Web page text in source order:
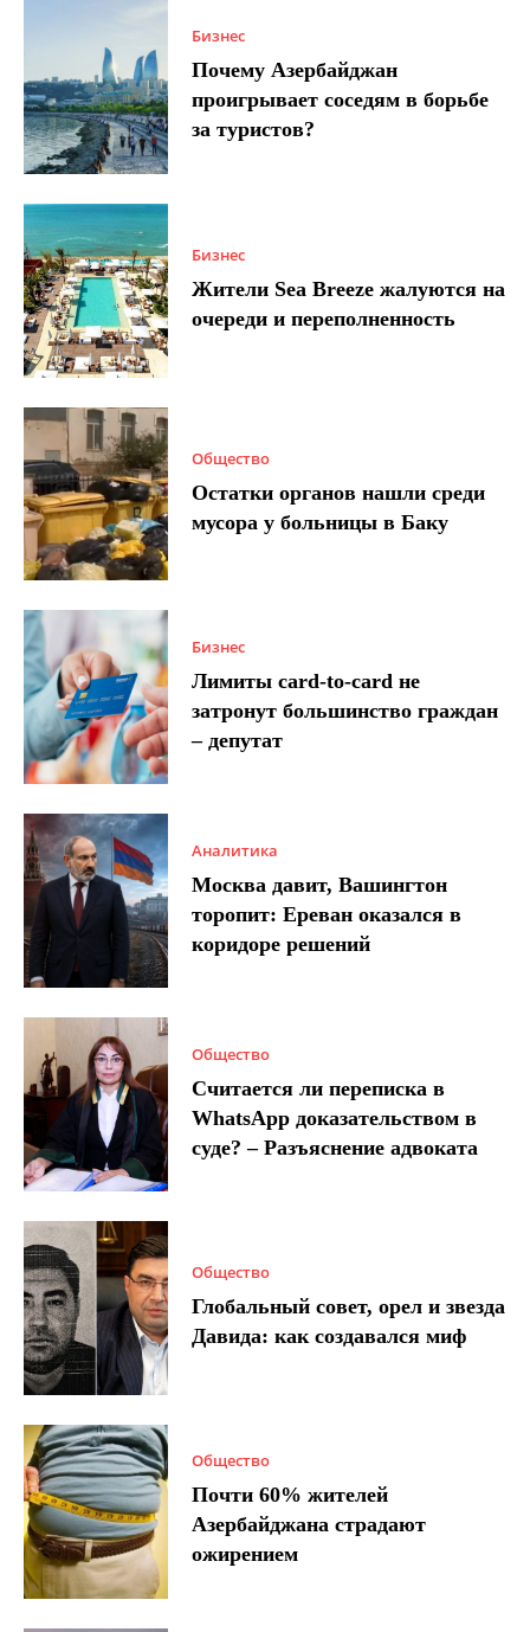
Бизнес
Почему Азербайджан
проигрывает соседям в борьбе
за туристов?
Бизнес
Жители Sea Breeze жалуются на
очереди и переполненность
Общество
Остатки органов нашли среди
мусора у больницы в Баку
Бизнес
Лимиты card-to-card не
затронут большинство граждан
– депутат
Аналитика
Москва давит, Вашингтон
торопит: Ереван оказался в
коридоре решений
Общество
Считается ли переписка в
WhatsApp доказательством в
суде? – Разъяснение адвоката
Общество
Глобальный совет, орел и звезда
Давида: как создавался миф
Общество
Почти 60% жителей
Азербайджана страдают
ожирением